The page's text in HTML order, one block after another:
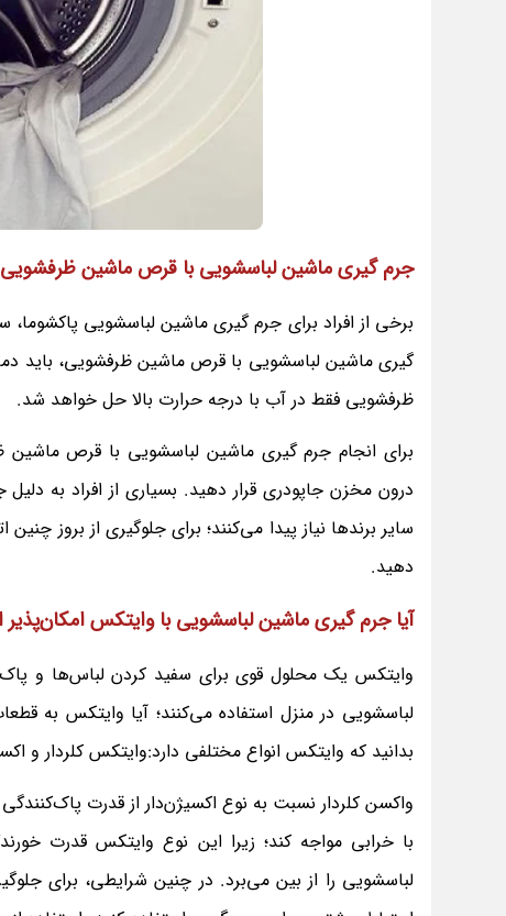
جرم گیری ماشین لباسشویی با قرص ماشین ظرفشویی
برخی از افراد برای جرم گیری ماشین لباسشویی
گیری ماشین لباسشویی با قرص ماشین ظرفشویی، باید
ظرفشویی فقط در آب با درجه حرارت بالا حل خواهد شد.
برای انجام جرم گیری ماشین لباسشویی با قرص ماشین
درون مخزن جاپودری قرار دهید. بسیاری از افراد به
دهید.
آیا جرم گیری ماشین لباسشویی با وایتکس
وایتکس یک محلول قوی برای سفید کردن لباس‌ها و
لباسشویی در منزل استفاده می‌کنند؛ آیا وایتکس به
بدانید که وایتکس انواع مختلفی دارد:وایتکس کلردار و
واکسن کلردار نسبت به نوع اکسیژن‌دار از قدرت
با خرابی مواجه کند؛ زیرا این نوع وایتکس قدرت
لباسشویی را از بین می‌برد. در چنین شرایطی، برای